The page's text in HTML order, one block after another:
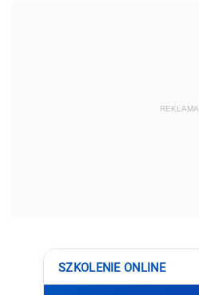
REKLAMA
SZKOLENIE ONLINE